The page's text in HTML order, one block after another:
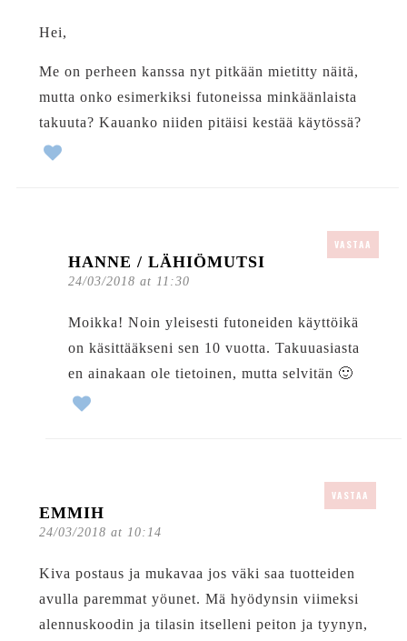
Hei,
Me on perheen kanssa nyt pitkään mietitty näitä,
mutta onko esimerkiksi futoneissa minkäänlaista
takuuta? Kauanko niiden pitäisi kestää käytössä?
HANNE / LÄHIÖMUTSI
24/03/2018 at 11:30
VASTAA
Moikka! Noin yleisesti futoneiden käyttöikä
on käsittääkseni sen 10 vuotta. Takuuasiasta
en ainakaan ole tietoinen, mutta selvitän 🙂
EMMIH
24/03/2018 at 10:14
VASTAA
Kiva postaus ja mukavaa jos väki saa tuotteiden
avulla paremmat yöunet. Mä hyödynsin viimeksi
alennuskoodin ja tilasin itselleni peiton ja tyynyn,